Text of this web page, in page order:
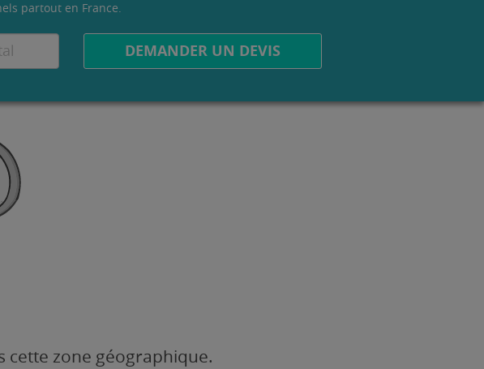
partout en France.
DEMANDER UN DEVIS
cette zone géographique.